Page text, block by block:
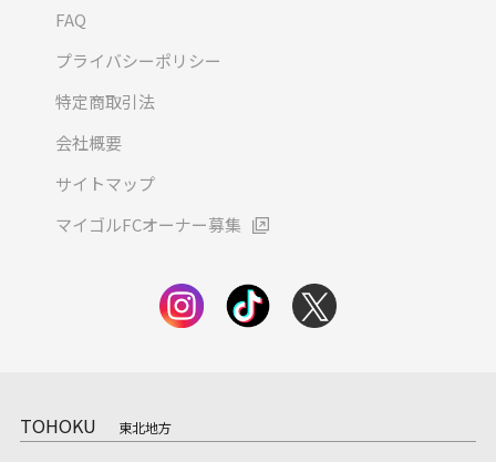
FAQ
プライバシーポリシー
特定商取引法
会社概要
サイトマップ
マイゴルFCオーナー募集
TOHOKU 東北地方